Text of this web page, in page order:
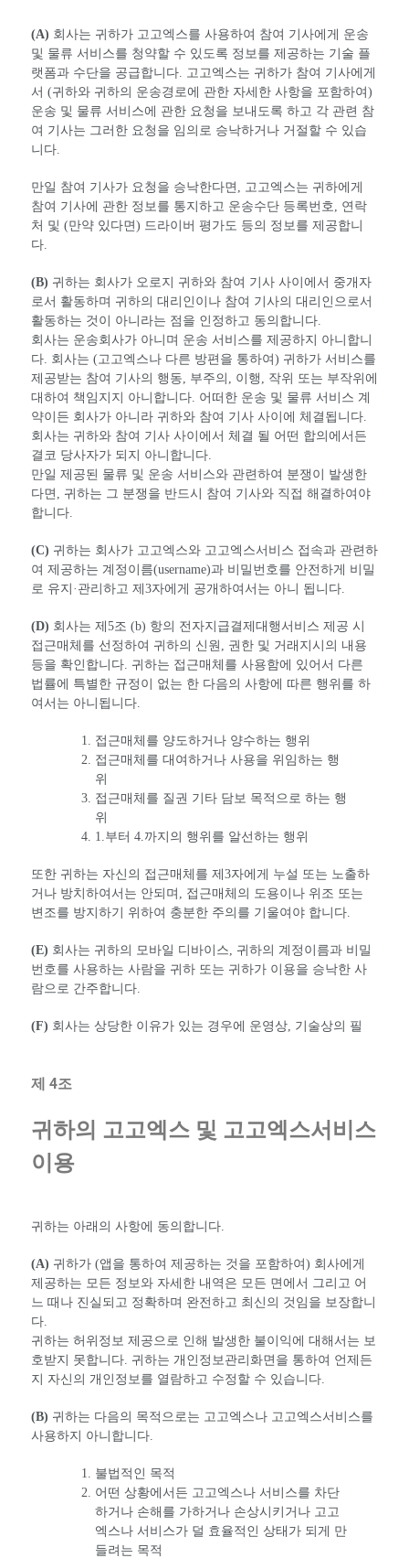
(A) 회사는 귀하가 고고엑스를 사용하여 참여 기사에게 운송
및 물류 서비스를 청약할 수 있도록 정보를 제공하는 기술 플
랫폼과 수단을 공급합니다. 고고엑스는 귀하가 참여 기사에게
서 (귀하와 귀하의 운송경로에 관한 자세한 사항을 포함하여)
운송 및 물류 서비스에 관한 요청을 보내도록 하고 각 관련 참
여 기사는 그러한 요청을 임의로 승낙하거나 거절할 수 있습
니다.
만일 참여 기사가 요청을 승낙한다면, 고고엑스는 귀하에게
참여 기사에 관한 정보를 통지하고 운송수단 등록번호, 연락
처 및 (만약 있다면) 드라이버 평가도 등의 정보를 제공합니
다.
(B) 귀하는 회사가 오로지 귀하와 참여 기사 사이에서 중개자
로서 활동하며 귀하의 대리인이나 참여 기사의 대리인으로서
활동하는 것이 아니라는 점을 인정하고 동의합니다.
회사는 운송회사가 아니며 운송 서비스를 제공하지 아니합니
다. 회사는 (고고엑스나 다른 방편을 통하여) 귀하가 서비스를
제공받는 참여 기사의 행동, 부주의, 이행, 작위 또는 부작위에
대하여 책임지지 아니합니다. 어떠한 운송 및 물류 서비스 계
약이든 회사가 아니라 귀하와 참여 기사 사이에 체결됩니다.
회사는 귀하와 참여 기사 사이에서 체결 될 어떤 합의에서든
결코 당사자가 되지 아니합니다.
만일 제공된 물류 및 운송 서비스와 관련하여 분쟁이 발생한
다면, 귀하는 그 분쟁을 반드시 참여 기사와 직접 해결하여야
합니다.
(C) 귀하는 회사가 고고엑스와 고고엑스서비스 접속과 관련하
여 제공하는 계정이름(username)과 비밀번호를 안전하게 비밀
로 유지·관리하고 제3자에게 공개하여서는 아니 됩니다.
(D) 회사는 제5조 (b) 항의 전자지급결제대행서비스 제공 시
접근매체를 선정하여 귀하의 신원, 권한 및 거래지시의 내용
등을 확인합니다. 귀하는 접근매체를 사용함에 있어서 다른
법률에 특별한 규정이 없는 한 다음의 사항에 따른 행위를 하
여서는 아니됩니다.
접근매체를 양도하거나 양수하는 행위
접근매체를 대여하거나 사용을 위임하는 행
위
접근매체를 질권 기타 담보 목적으로 하는 행
위
1.부터 4.까지의 행위를 알선하는 행위
또한 귀하는 자신의 접근매체를 제3자에게 누설 또는 노출하
거나 방치하여서는 안되며, 접근매체의 도용이나 위조 또는
변조를 방지하기 위하여 충분한 주의를 기울여야 합니다.
(E) 회사는 귀하의 모바일 디바이스, 귀하의 계정이름과 비밀
번호를 사용하는 사람을 귀하 또는 귀하가 이용을 승낙한 사
람으로 간주합니다.
(F) 회사는 상당한 이유가 있는 경우에 운영상, 기술상의 필
제 4조
귀하의 고고엑스 및 고고엑스서비스
이용
귀하는 아래의 사항에 동의합니다.
(A) 귀하가 (앱을 통하여 제공하는 것을 포함하여) 회사에게
제공하는 모든 정보와 자세한 내역은 모든 면에서 그리고 어
느 때나 진실되고 정확하며 완전하고 최신의 것임을 보장합니
다.
귀하는 허위정보 제공으로 인해 발생한 불이익에 대해서는 보
호받지 못합니다. 귀하는 개인정보관리화면을 통하여 언제든
지 자신의 개인정보를 열람하고 수정할 수 있습니다.
(B) 귀하는 다음의 목적으로는 고고엑스나 고고엑스서비스를
사용하지 아니합니다.
불법적인 목적
어떤 상황에서든 고고엑스나 서비스를 차단
하거나 손해를 가하거나 손상시키거나 고고
엑스나 서비스가 덜 효율적인 상태가 되게 만
들려는 목적